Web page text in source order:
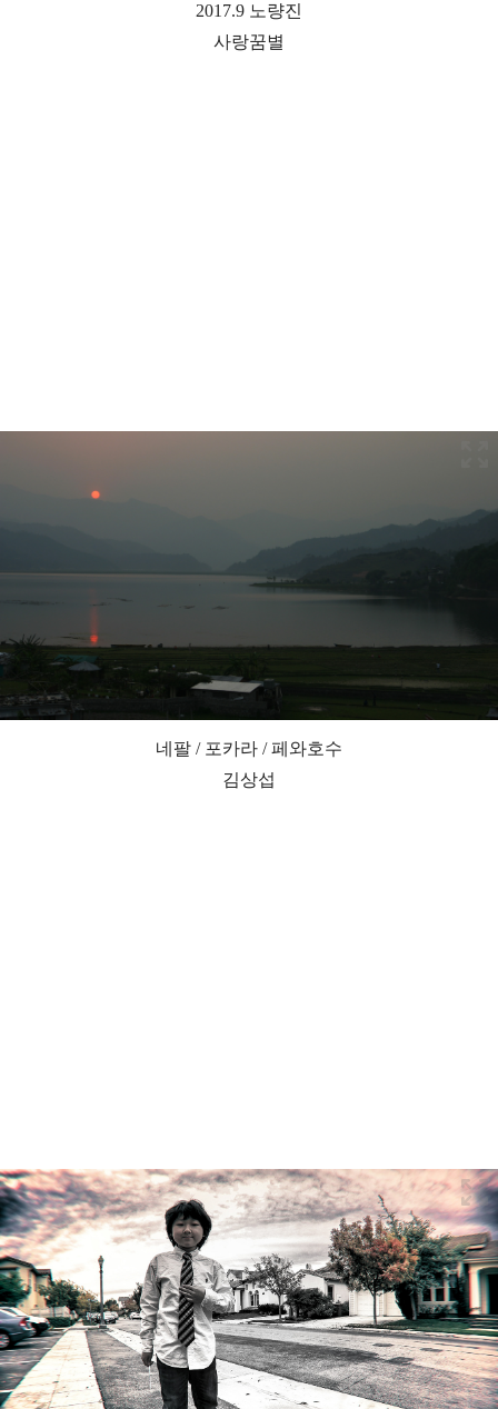
2017.9 노량진
사랑꿈별
네팔 / 포카라 / 페와호수
김상섭